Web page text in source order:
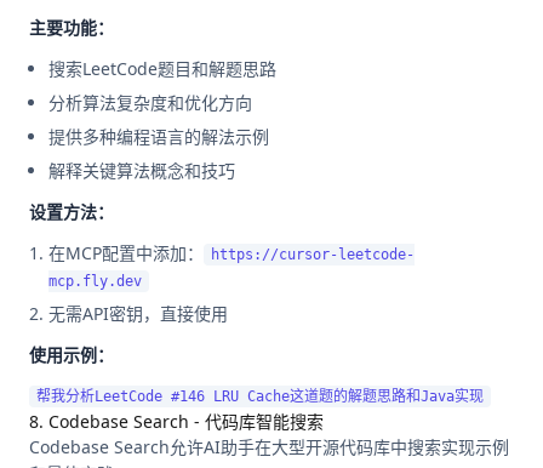
主要功能：
搜索LeetCode题目和解题思路
分析算法复杂度和优化方向
提供多种编程语言的解法示例
解释关键算法概念和技巧
设置方法：
在MCP配置中添加：
https://cursor-leetcode-
mcp.fly.dev
无需API密钥，直接使用
使用示例：
8. Codebase Search - 代码库智能搜索
Codebase Search允许AI助手在大型开源代码库中搜索实现示例